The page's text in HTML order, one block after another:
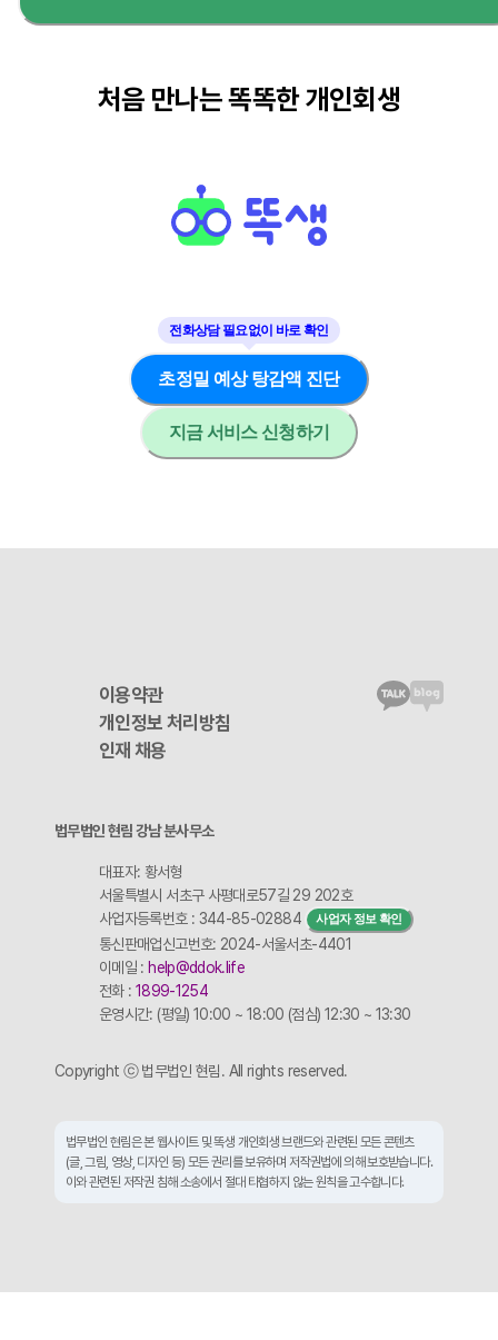
처음 만나는 똑똑한 개인회생
초정밀 예상 탕감액 진단
지금 서비스 신청하기
이용약관
개인정보 처리방침
인재 채용
법무법인 현림 강남 분사무소
대표자: 황서형
서울특별시 서초구 사평대로57길 29 202호
사업자등록번호 : 344-85-02884
사업자 정보 확인
통신판매업신고번호: 2024-서울서초-4401
이메일 : help@ddok.life
전화 : 1899-1254
운영시간: (평일) 10:00 ~ 18:00 (점심) 12:30 ~ 13:30
Copyright ⓒ 법무법인 현림. All rights reserved.
법무법인 현림은 본 웹사이트 및 똑생 개인회생 브랜드와 관련된 모든 콘텐츠
(글, 그림, 영상, 디자인 등) 모든 권리를 보유하며 저작권법에 의해 보호받습니다.
이와 관련된 저작권 침해 소송에서 절대 타협하지 않는 원칙을 고수합니다.